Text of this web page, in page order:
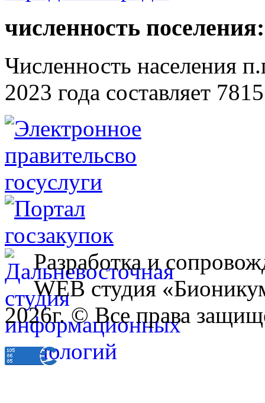
численность поселения:
Численность населения
2023 года составляет
Разработка и
WEB студия
2026г. © Все права